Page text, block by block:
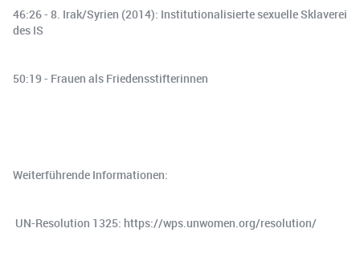
46:26 - 8. Irak/Syrien (2014): Institutionalisierte sexuelle Sklaverei
des IS
50:19 - Frauen als Friedensstifterinnen
Weiterführende Informationen:
️ UN-Resolution 1325: https://wps.unwomen.org/resolution/